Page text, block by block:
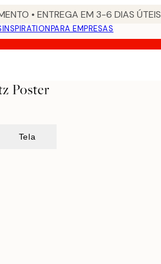
• ENTREGA EM 3-6 DIAS ÚTEIS
INSPIRATIONPARA EMPRESAS
Poster
Tela